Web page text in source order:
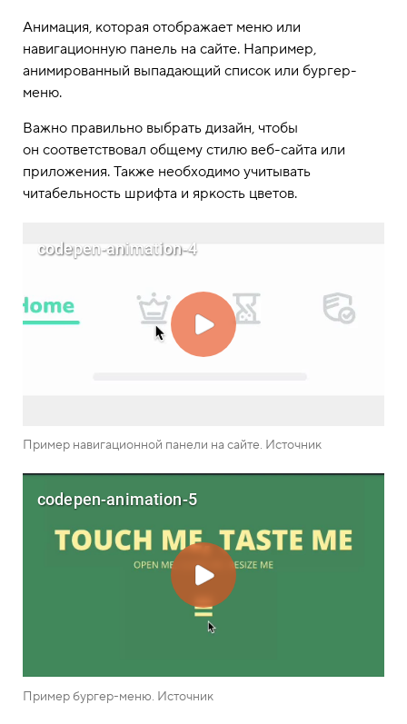
Анимация, которая отображает меню или
навигационную панель на сайте. Например,
анимированный выпадающий список или бургер-
меню.
Важно правильно выбрать дизайн, чтобы
он соответствовал общему стилю веб-сайта или
приложения. Также необходимо учитывать
читабельность шрифта и яркость цветов.
Пример навигационной панели на сайте. Источник
Пример бургер-меню. Источник